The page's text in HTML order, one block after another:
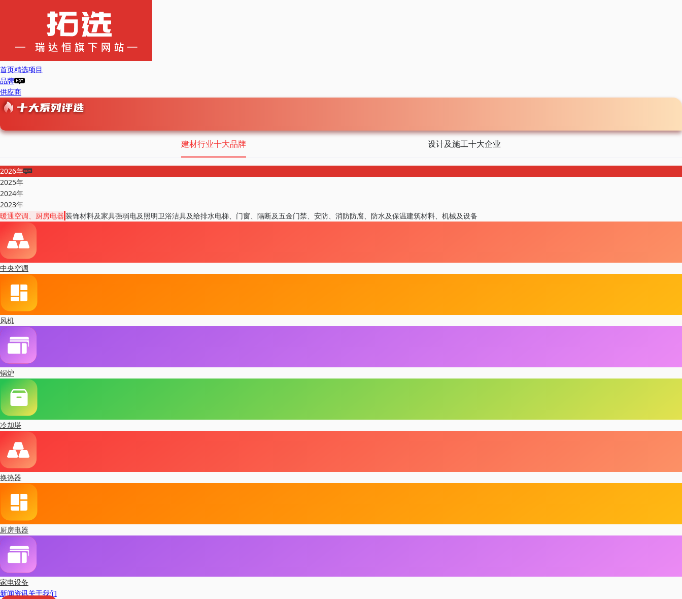
首页精选项目
品牌
供应商
建材行业十大品牌 设计及施工十大企业
2026年
2025年
2024年
2023年
暖通空调、厨房电器 装饰材料及家具强弱电及照明卫浴洁具及给排水电梯、门窗、隔断及五金门禁、安防、消防防腐、防水及保温建筑材料、机械及设备
中央空调
风机
锅炉
冷却塔
换热器
厨房电器
家电设备
新闻资讯关于我们